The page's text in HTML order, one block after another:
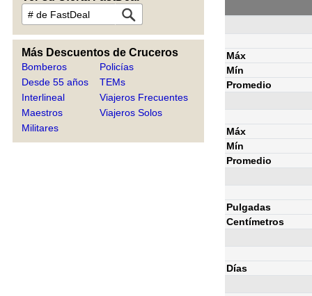
Más Descuentos de Cruceros
Bomberos
Desde 55 años
Interlineal
Maestros
Militares
Policías
TEMs
Viajeros Frecuentes
Viajeros Solos
Máx
Mín
Promedio
Máx
Mín
Promedio
Pulgadas
Centímetros
Días